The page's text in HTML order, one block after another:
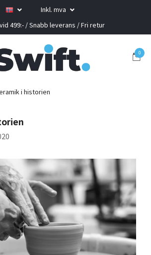
Inkl. mva
499:- / Snabb leverans / Fri retur
0
i historien